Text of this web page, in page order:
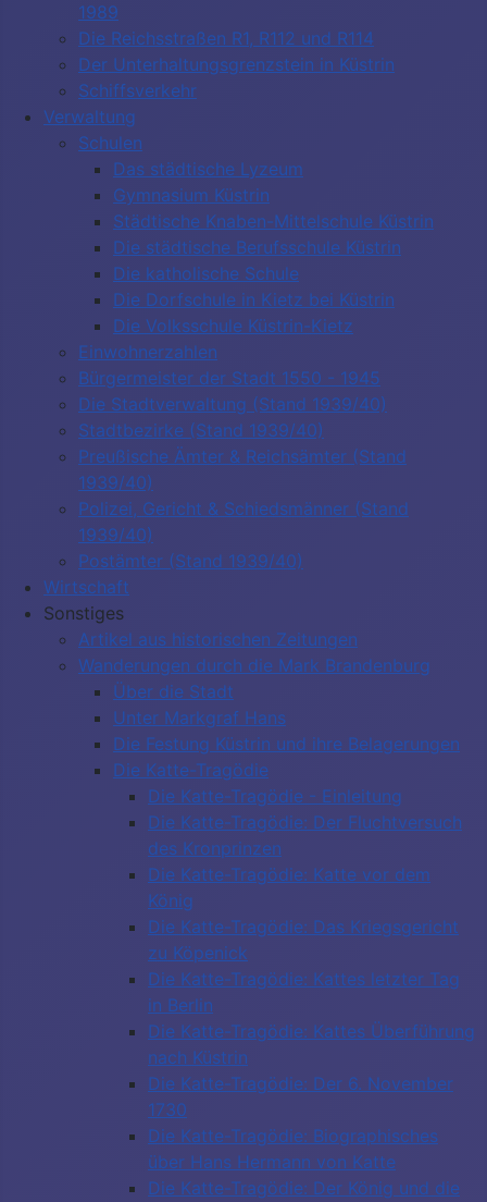
1989
Die Reichsstraßen R1, R112 und R114
Der Unterhaltungsgrenzstein in Küstrin
Schiffsverkehr
Verwaltung
Schulen
Das städtische Lyzeum
Gymnasium Küstrin
Städtische Knaben-Mittelschule Küstrin
Die städtische Berufsschule Küstrin
Die katholische Schule
Die Dorfschule in Kietz bei Küstrin
Die Volksschule Küstrin-Kietz
Einwohnerzahlen
Bürgermeister der Stadt 1550 - 1945
Die Stadtverwaltung (Stand 1939/40)
Stadtbezirke (Stand 1939/40)
Preußische Ämter & Reichsämter (Stand
1939/40)
Polizei, Gericht & Schiedsmänner (Stand
1939/40)
Postämter (Stand 1939/40)
Wirtschaft
Sonstiges
Artikel aus historischen Zeitungen
Wanderungen durch die Mark Brandenburg
Über die Stadt
Unter Markgraf Hans
Die Festung Küstrin und ihre Belagerungen
Die Katte-Tragödie
Die Katte-Tragödie - Einleitung
Die Katte-Tragödie: Der Fluchtversuch
des Kronprinzen
Die Katte-Tragödie: Katte vor dem
König
Die Katte-Tragödie: Das Kriegsgericht
zu Köpenick
Die Katte-Tragödie: Kattes letzter Tag
in Berlin
Die Katte-Tragödie: Kattes Überführung
nach Küstrin
Die Katte-Tragödie: Der 6. November
1730
Die Katte-Tragödie: Biographisches
über Hans Hermann von Katte
Die Katte-Tragödie: Der König und die